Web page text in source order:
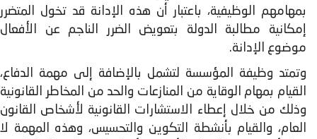
بمهامهم الوظيفية، باعتبار أن هذه الإدانة قد تخول المتضرر
إمكانية مطالبة الدولة بتعويض الضرر الناجم عن الأفعال
موضوع الإدانة.
وتمتد وظيفة المؤسسة لتشمل بالإضافة إلى مهمة الدفاع،
القيام بمهام الوقاية من المنازعات والحد من المخاطر القانونية
وذلك من خلال إعطاء الاستشارات القانونية لأشخاص القانون
العام، والقيام بأنشطة التكوين والتحسيس، وهذه المهمة لا